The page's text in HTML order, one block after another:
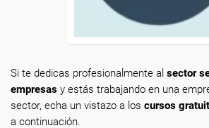
Si te dedicas profesionalmente al sector
empresas y estás trabajando en una
sector, echa un vistazo a los cursos
a continuación.